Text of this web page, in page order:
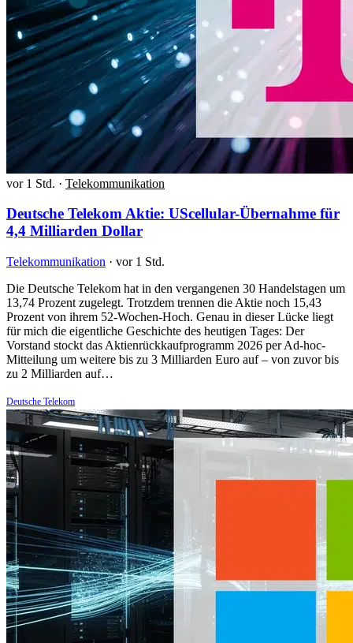
vor 1 Std. · Telekommunikation
Deutsche Telekom Aktie: UScellular-Übernahme für
4,4 Milliarden Dollar
Telekommunikation · vor 1 Std.
Die Deutsche Telekom hat in den vergangenen 30 Handelstagen um
13,74 Prozent zugelegt. Trotzdem trennen die Aktie noch 15,43
Prozent von ihrem 52-Wochen-Hoch. Genau in dieser Lücke liegt
für mich die eigentliche Geschichte des heutigen Tages: Der
Vorstand stockt das Aktienrückkaufprogramm 2026 per Ad-hoc-
Mitteilung um weitere bis zu 3 Milliarden Euro auf – von zuvor bis
zu 2 Milliarden auf…
Deutsche Telekom